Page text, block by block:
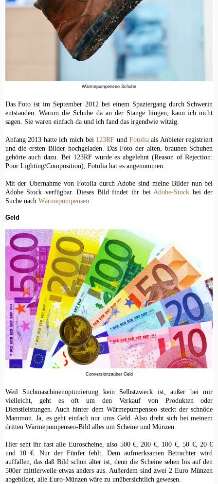
Wärmepumpenseo Schuhe
Das Foto ist im September 2012 bei einem Spaziergang durch Schwerin
entstanden. Warum die Schuhe da an der Stange hingen, kann ich nicht
sagen. Sie waren einfach da und ich fand das irgendwie witzig.
Anfang 2013 hatte ich mich bei 123RF und Fotoliaals Anbieter registriert
und die ersten Bilder hochgeladen. Das Foto der alten, braunen Schuhen
gehörte auch dazu. Bei 123RF wurde es abgelehnt (Reason of Rejection:
Poor Lighting/Composition), Fotolia hat es angenommen.
Mit der Übernahme von Fotolia durch Adobe sind meine Bilder nun bei
Adobe Stock verfügbar. Dieses Bild findet ihr bei Adobe-Stock bei der
Suche nach Wärmepumpenseo.
Geld
Conversionzauber Geld
Weil Suchmaschinenoptimierung kein Selbstzweck ist, außer bei mir
vielleicht, geht es oft um den Verkauf von Produkten oder
Dienstleistungen. Auch hinter dem Wärmepumpenseo steckt der schnöde
Mammon. Ja, es geht einfach nur ums Geld. Also dreht sich bei meinem
dritten Wärmepumpenseo-Bild alles um Scheine und Münzen.
Hier seht ihr fast alle Euroscheine, also 500 €, 200 €, 100 €, 50 €, 20 €
und 10 €. Nur der Fünfer fehlt. Dem aufmerksamen Betrachter wird
auffallen, das daß Bild schon älter ist, denn die Scheine sehen bis auf den
500er mittlerweile etwas anders aus. Außerdem sind zwei 2 Euro Münzen
abgebildet, alle Euro-Münzen wäre zu unübersichtlich gewesen.